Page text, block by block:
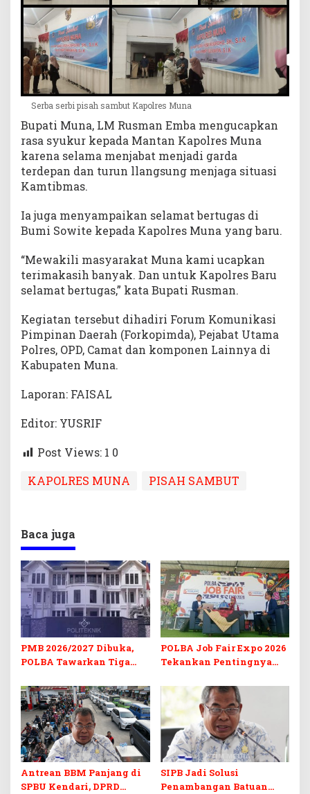
Serba serbi pisah sambut Kapolres Muna
Bupati Muna, LM Rusman Emba mengucapkan
rasa syukur kepada Mantan Kapolres Muna
karena selama menjabat menjadi garda
terdepan dan turun llangsung menjaga situasi
Kamtibmas.
Ia juga menyampaikan selamat bertugas di
Bumi Sowite kepada Kapolres Muna yang baru.
“Mewakili masyarakat Muna kami ucapkan
terimakasih banyak. Dan untuk Kapolres Baru
selamat bertugas,” kata Bupati Rusman.
Kegiatan tersebut dihadiri Forum Komunikasi
Pimpinan Daerah (Forkopimda), Pejabat Utama
Polres, OPD, Camat dan komponen Lainnya di
Kabupaten Muna.
Laporan: FAISAL
Editor: YUSRIF
Post Views: 1 0
KAPOLRES MUNA
PISAH SAMBUT
Baca juga
PMB 2026/2027 Dibuka,
POLBA Tawarkan Tiga
Kuliah Gratis
POLBA Job Fair Expo 2026
Tekankan Pentingnya
Digital
Antrean BBM Panjang di
SPBU Kendari, DPRD
SIPB Jadi Solusi
Penambangan Batuan